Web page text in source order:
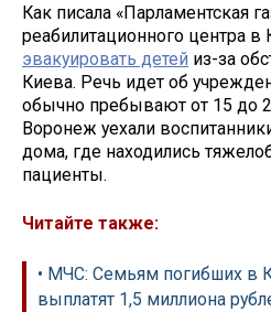
Как писала «Парламентская
реабилитационного центра в
эвакуировать детей из-за
Киева. Речь идет об
обычно пребывают от 15 до
Воронеж уехали
дома, где находились
пациенты.
Читайте также:
• МЧС: Семьям погибших в
выплатят 1,5 миллиона